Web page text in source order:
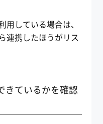
している場合は、
連携したほうがリス
ているかを確認